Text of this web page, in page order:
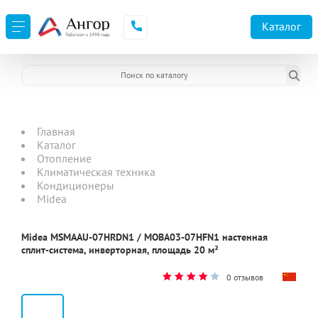
Каталог
Главная
Каталог
Отопление
Климатическая техника
Кондиционеры
Midea
Midea MSMAAU-07HRDN1 / MOBA03-07HFN1 настенная
сплит-система, инверторная, площадь 20 м²
0 отзывов